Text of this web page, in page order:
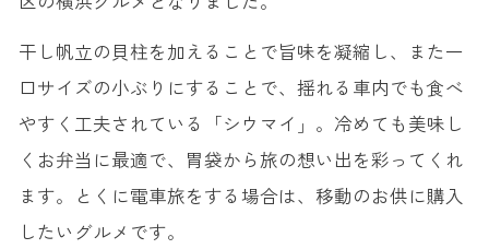
干し帆立の貝柱を加えることで旨味を凝縮し、また一
口サイズの小ぶりにすることで、揺れる車内でも食べ
やすく工夫されている「シウマイ」。冷めても美味し
くお弁当に最適で、胃袋から旅の想い出を彩ってくれ
ます。とくに電車旅をする場合は、移動のお供に購入
したいグルメです。